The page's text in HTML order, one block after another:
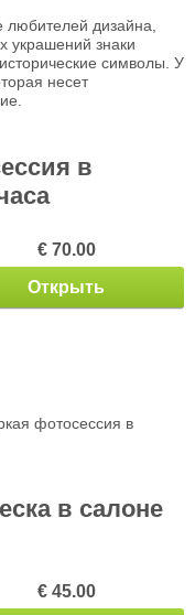
любителей дизайна,
украшений знаки
символы. У
несет
в
€ 70.00
Открыть
фотосессия в
в салоне
€ 45.00